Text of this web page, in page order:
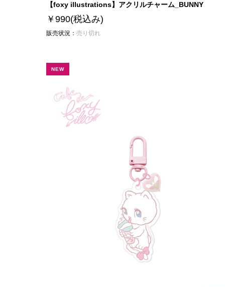
【foxy illustrations】アクリルチャーム_BUNNY
￥990(税込み)
販売状況： 売り切れ
NEW